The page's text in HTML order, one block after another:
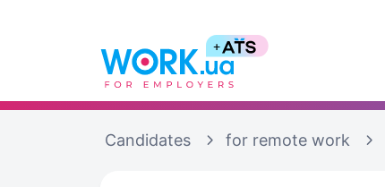
Candidates for remote work